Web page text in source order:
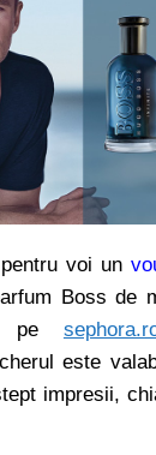
voi un
Boss de
pe
este
impresii,